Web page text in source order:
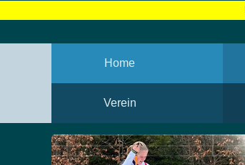
Home
Verein